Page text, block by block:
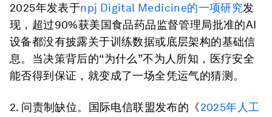
2025年发表于npj Digital Medicine的一项研究发
现，超过90%获‌美国食品药品监督管理局批准的AI
设备都没有披露关于训练数据或底层架构的基础信
息。当决策背后的“为什么”不为人所知，医疗安全
能否得到保证，就变成了一场全凭运气的猜测。
2. 问责制缺位。 国际电信联盟发布的《2025年人工